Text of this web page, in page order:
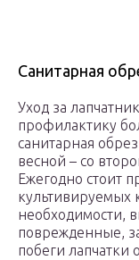
Санитарная
Уход за
профилактику
санитарная
весной – со
Ежегодно стоит
культивируемых
необходимости,
поврежденные,
побеги лапчатки